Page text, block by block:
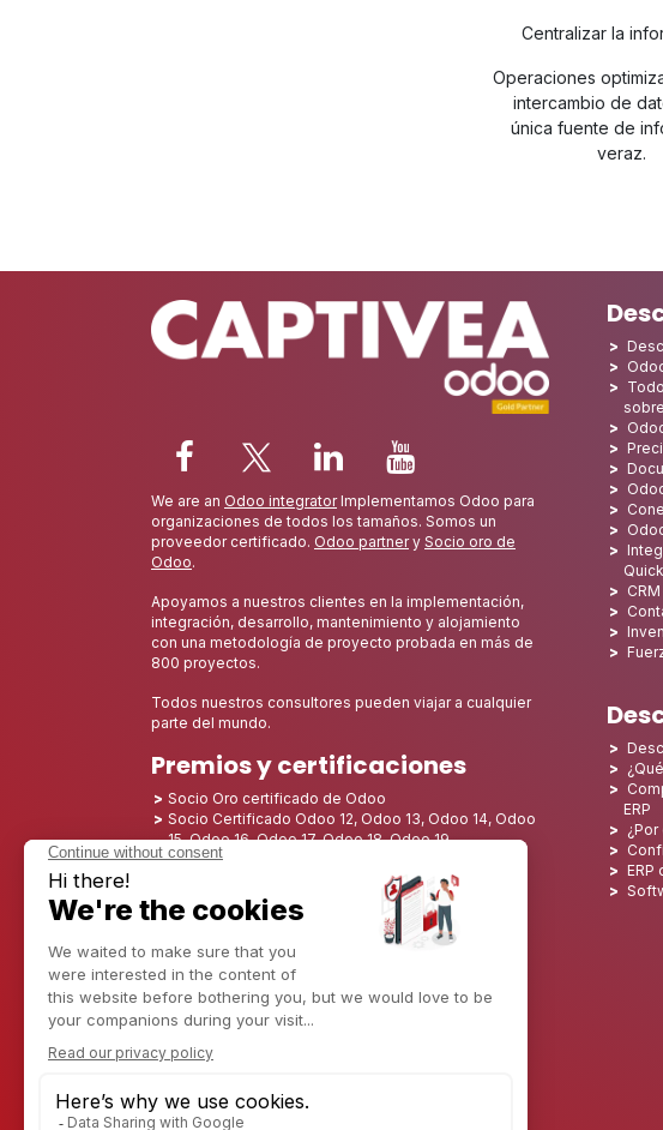
Centralizar la
Operaciones
intercambio de
única fuente de
veraz.
We are an Odoo integratorImplementamos Odoo para
organizaciones de todos los tamaños. Somos un
proveedor certificado. Odoo partnery Socio oro de
Odoo.
Apoyamos a nuestros clientes en la implementación,
integración, desarrollo, mantenimiento y alojamiento
con una metodología de proyecto probada en más de
800 proyectos.
Todos nuestros consultores pueden viajar a cualquier
parte del mundo.
Premios y certificaciones
Socio Oro certificado de Odoo
Socio Certificado Odoo 12, Odoo 13, Odoo 14, Odoo
15, Odoo 16, Odoo 17, Odoo 18, Odoo 19
Nombrado Mejor Socio 2025 - Europa
Nombrado Mejor Socio 2025 - América del Norte
Nominado como Mejor Socio 2024 - Europa
Nominado como Mejor Socio 2024 - Norteamérica
Campeón del Crecimiento 2023 - Francia
Nominado Mejor Socio 2023 - Norteamérica
Nominado Mejor Socio 2022 - Norteamérica
Nominado como Mejor Socio 2021 - Norteamérica
Nominado Mejor Socio 2020 - América del Norte
Descubre CAPTIVEA
Consultoría empresarial
ERP
ERP